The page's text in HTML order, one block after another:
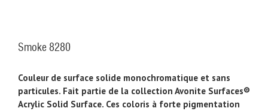
Smoke 8280
Couleur de surface solide monochromatique et sans
particules. Fait partie de la collection Avonite Surfaces®
Acrylic Solid Surface. Ces coloris à forte pigmentation